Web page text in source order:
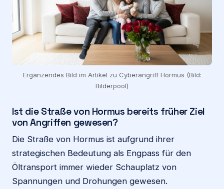
Ergänzendes Bild im Artikel zu Cyberangriff Hormus (Bild:
Bilderpool)
Ist die Straße von Hormus bereits früher Ziel
von Angriffen gewesen?
Die Straße von Hormus ist aufgrund ihrer
strategischen Bedeutung als Engpass für den
Öltransport immer wieder Schauplatz von
Spannungen und Drohungen gewesen.